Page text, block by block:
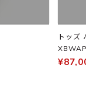
トッズ ハンドバッグ バッグ レディース